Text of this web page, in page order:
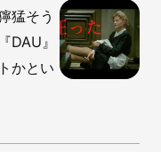
猛そう
DAU』
かとい